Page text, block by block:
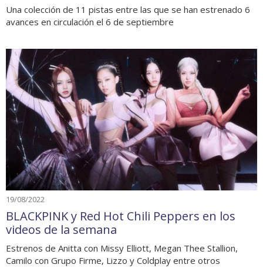
Una colección de 11 pistas entre las que se han estrenado 6
avances en circulación el 6 de septiembre
19/08/2022
BLACKPINK y Red Hot Chili Peppers en los
videos de la semana
Estrenos de Anitta con Missy Elliott, Megan Thee Stallion,
Camilo con Grupo Firme, Lizzo y Coldplay entre otros